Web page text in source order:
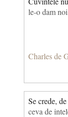
le-o dam
Charles de
Se crede,
ceva de